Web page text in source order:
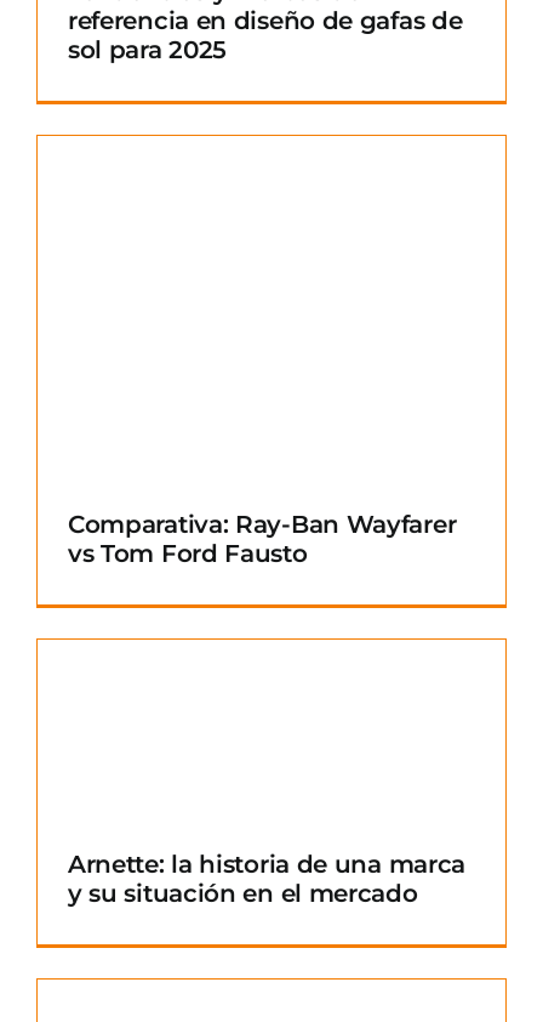
referencia en diseño de gafas de
sol para 2025
Comparativa: Ray-Ban Wayfarer
vs Tom Ford Fausto
Arnette: la historia de una marca
y su situación en el mercado